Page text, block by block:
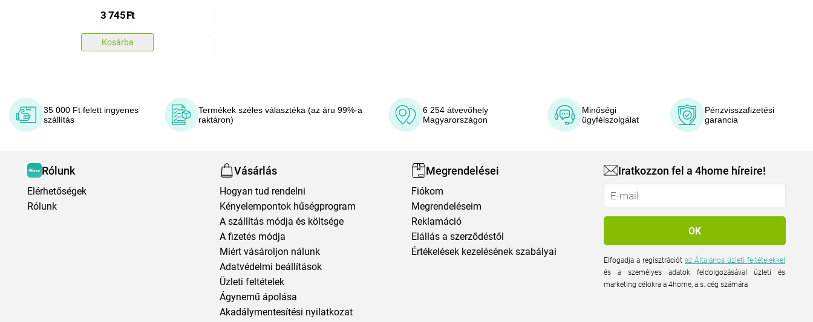
3 745Ft
Kosárba
35 000 Ft felett ingyenes
szállítás
Termékek széles választéka (az áru 99%-a
raktáron)
6 254 átvevőhely
Magyarországon
Minőségi
ügyfélszolgálat
Pénzvisszafizetési
garancia
Rólunk
Elérhetőségek
Rólunk
Vásárlás
Hogyan tud rendelni
Kényelempontok hűségprogram
A szállítás módja és költsége
A fizetés módja
Miért vásároljon nálunk
Adatvédelmi beállítások
Üzleti feltételek
Ágynemű ápolása
Akadálymentesítési nyilatkozat
Megrendelései
Fiókom
Megrendeléseim
Reklamáció
Elállás a szerződéstől
Értékelések kezelésének szabályai
Iratkozzon fel a 4home híreire!
Elfogadja a regisztrációtaz Általános üzleti feltételekkel
és a személyes adatok feldolgozásával üzleti és
marketing célokra a 4home, a.s. cég számára